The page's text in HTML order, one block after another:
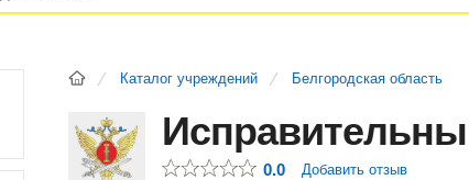
Каталог учреждений Белгородская область
0.0 Добавить отзыв